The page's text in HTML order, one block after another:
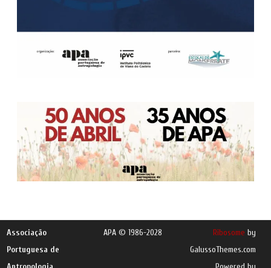
Associação
Portuguesa de
APA © 1986-2028 Ribosome by
GalussoThemes.com